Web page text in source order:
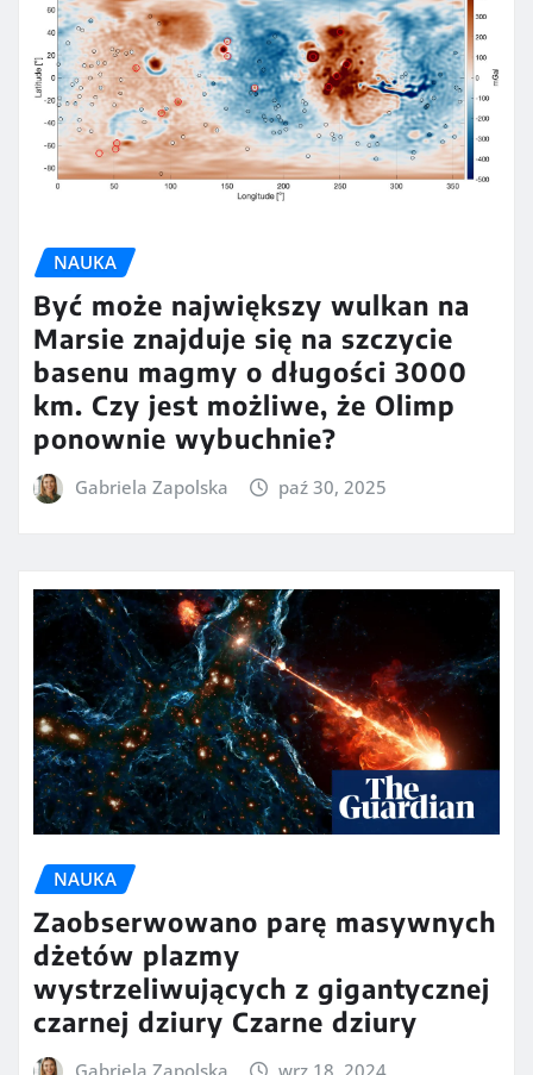
NAUKA
Być może największy wulkan na
Marsie znajduje się na szczycie
basenu magmy o długości 3000
km. Czy jest możliwe, że Olimp
ponownie wybuchnie?
Gabriela Zapolska paź 30, 2025
NAUKA
Zaobserwowano parę masywnych
dżetów plazmy
wystrzeliwujących z gigantycznej
czarnej dziury Czarne dziury